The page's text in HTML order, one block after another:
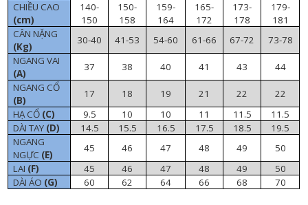
CHIỀU CAO
(cm)
140-
150
150-
158
159-
164
165-
172
173-
178
179-
181
CÂN NẶNG
(Kg)
30-40 41-53 54-60 61-66 67-72
73-78
NGANG VAI
(A)
37 38 40 41 43
44
NGANG CỔ
(B)
17 18 19 21 22
22
HẠ CỔ (C) 9.5 10 10 11 11.5
11.5
DÀI TAY (D) 14.5 15.5 16.5 17.5 18.5
19.5
NGANG
NGỰC (E)
45 46 47 48 49
50
LAI (F) 45 46 47 48 49
50
DÀI ÁO (G) 60 62 64 66 68 70